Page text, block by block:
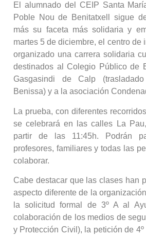
El alumnado del CEIP Santa
Poble Nou de Benitatxell sigue
más su faceta más solidaria y
martes 5 de diciembre, el centro de
organizado una carrera solidaria
destinados al Colegio Público de
Gasgasindi de Calp
Benissa) y a la asociación
La prueba, con diferentes
se celebrará en las calles La
partir de las 11:45h. Podrán
profesores, familiares y todas las
colaborar.
Cabe destacar que las clases han
aspecto diferente de la
la solicitud formal de 3º A al
colaboración de los medios de
y Protección Civil), la petición de